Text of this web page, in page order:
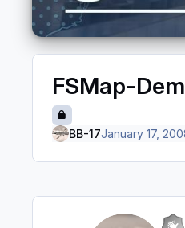
FSMap-
BB-17January 17,